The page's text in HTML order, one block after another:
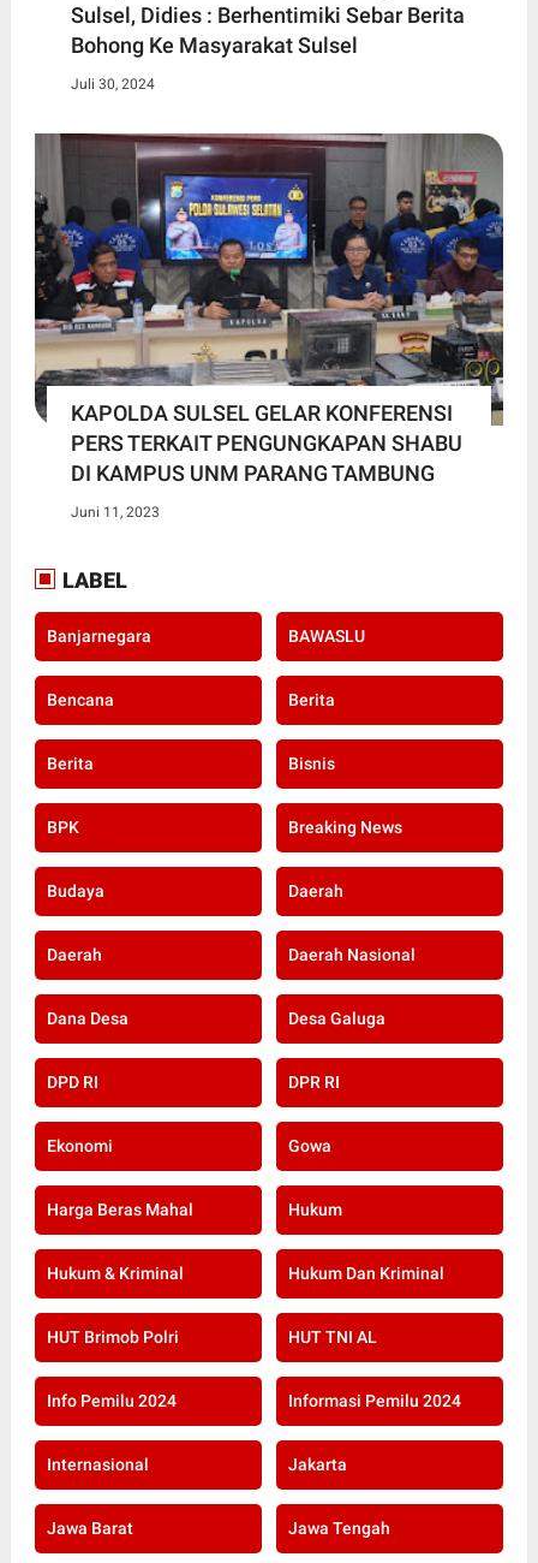
Sulsel, Didies : Berhentimiki Sebar Berita
Bohong Ke Masyarakat Sulsel
Juli 30, 2024
KAPOLDA SULSEL GELAR KONFERENSI
PERS TERKAIT PENGUNGKAPAN SHABU
DI KAMPUS UNM PARANG TAMBUNG
Juni 11, 2023
LABEL
Banjarnegara BAWASLU
Bencana Berita
Berita Bisnis
BPK Breaking News
Budaya Daerah
Daerah Daerah Nasional
Dana Desa Desa Galuga
DPD RI DPR RI
Ekonomi Gowa
Harga Beras Mahal Hukum
Hukum & Kriminal Hukum Dan Kriminal
HUT Brimob Polri HUT TNI AL
Info Pemilu 2024 Informasi Pemilu 2024
Internasional Jakarta
Jawa Barat Jawa Tengah